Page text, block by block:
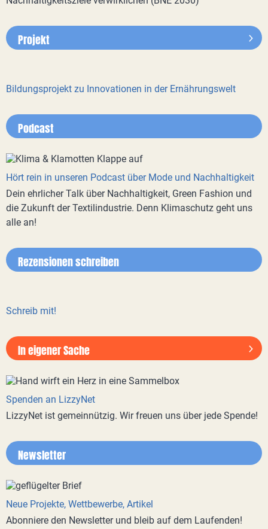
Projekt
Bildungsprojekt zu Innovationen in der Ernährungswelt
Podcast
Hört rein in unseren Podcast über Mode und Nachhaltigkeit
Dein ehrlicher Talk über Nachhaltigkeit, Green Fashion und
die Zukunft der Textilindustrie. Denn Klimaschutz geht uns
alle an!
Rezensionen schreiben
Schreib mit!
In eigener Sache
Spenden an LizzyNet
LizzyNet ist gemeinnützig. Wir freuen uns über jede Spende!
Newsletter
Neue Projekte, Wettbewerbe, Artikel
Abonniere den Newsletter und bleib auf dem Laufenden!